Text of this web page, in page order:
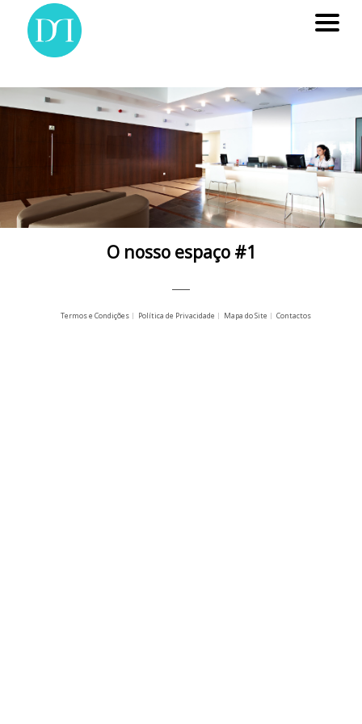
O nosso espaço #1
Termos e Condições Política de Privacidade Mapa do Site Contactos